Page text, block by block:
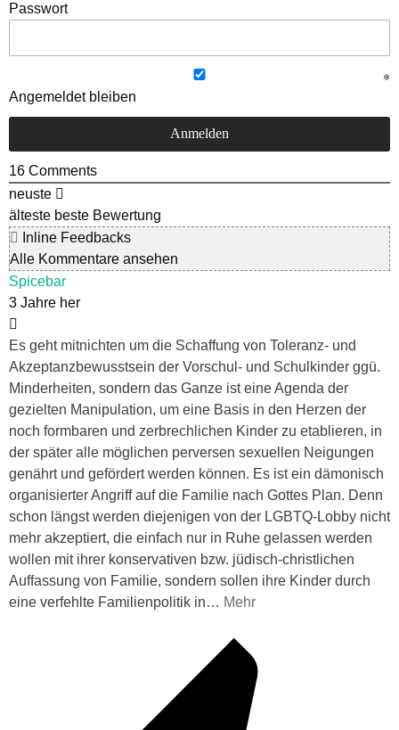
Passwort
Angemeldet bleiben
16 Comments
neuste
älteste beste Bewertung
Inline Feedbacks
Alle Kommentare ansehen
Spicebar
3 Jahre her
Es geht mitnichten um die Schaffung von Toleranz- und
Akzeptanzbewusstsein der Vorschul- und Schulkinder ggü.
Minderheiten, sondern das Ganze ist eine Agenda der
gezielten Manipulation, um eine Basis in den Herzen der
noch formbaren und zerbrechlichen Kinder zu etablieren, in
der später alle möglichen perversen sexuellen Neigungen
genährt und gefördert werden können. Es ist ein dämonisch
organisierter Angriff auf die Familie nach Gottes Plan. Denn
schon längst werden diejenigen von der LGBTQ-Lobby nicht
mehr akzeptiert, die einfach nur in Ruhe gelassen werden
wollen mit ihrer konservativen bzw. jüdisch-christlichen
Auffassung von Familie, sondern sollen ihre Kinder durch
eine verfehlte Familienpolitik in… Mehr